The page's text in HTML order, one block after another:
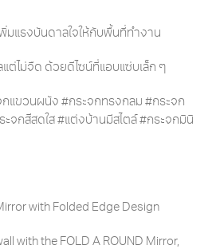
มแรงบันดาลใจให้กับพื้นที่ทำงาน
ต่ไม่จืด ด้วยดีไซน์ที่แอบแซ่บเล็ก ๆ
แขวนผนัง #กระจกทรงกลม #กระจก
ะจกสีสดใส #แต่งบ้านมีสไตล์ #กระจกมินิ
with Folded Edge Design
with the FOLD A ROUND Mirror,